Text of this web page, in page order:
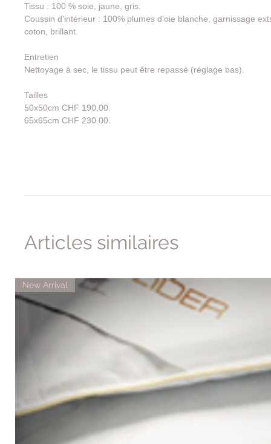
Tissu : 100 % soie, jaune, gris.
Coussin d'intérieur : 100% plumes d'oie blanche, garnissage
coton, brillant.
Entretien
Nettoyage à sec, le tissu peut être repassé (réglage bas).
Tailles
50x50cm CHF 190.00.
65x65cm CHF 230.00.
Articles similaires
New Arrival